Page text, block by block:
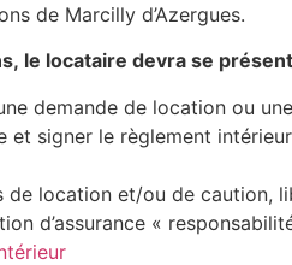
de Marcilly d’Azergues.
le locataire devra se
demande de location ou
et signer le règlement
de location et/ou de caution,
d’assurance «